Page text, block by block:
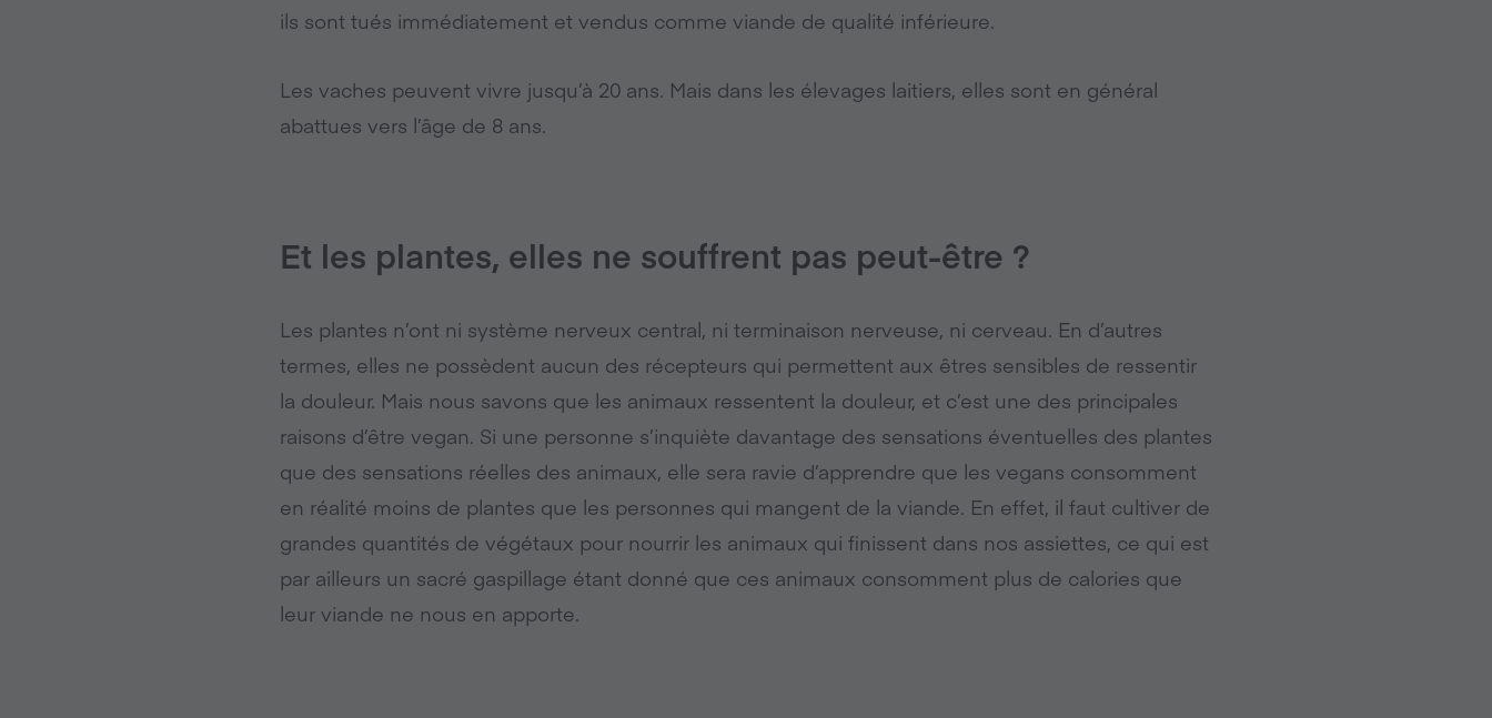
ils sont tués immédiatement et vendus comme viande de qualité inférieure.
Les vaches peuvent vivre jusqu’à 20 ans. Mais dans les élevages laitiers, elles sont en général
abattues vers l’âge de 8 ans.
Et les plantes, elles ne souffrent pas peut-être ?
Les plantes n’ont ni système nerveux central, ni terminaison nerveuse, ni cerveau. En d’autres
termes, elles ne possèdent aucun des récepteurs qui permettent aux êtres sensibles de ressentir
la douleur. Mais nous savons que les animaux ressentent la douleur, et c’est une des principales
raisons d’être vegan. Si une personne s’inquiète davantage des sensations éventuelles des plantes
que des sensations réelles des animaux, elle sera ravie d’apprendre que les vegans consomment
en réalité moins de plantes que les personnes qui mangent de la viande. En effet, il faut cultiver de
grandes quantités de végétaux pour nourrir les animaux qui finissent dans nos assiettes, ce qui est
par ailleurs un sacré gaspillage étant donné que ces animaux consomment plus de calories que
leur viande ne nous en apporte.